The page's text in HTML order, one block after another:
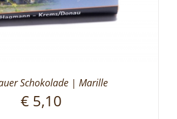
Schokolade | Marille
€ 5,10